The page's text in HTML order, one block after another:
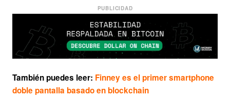
PUBLICIDAD
También puedes leer: Finney es el primer smartphone
doble pantalla basado en blockchain